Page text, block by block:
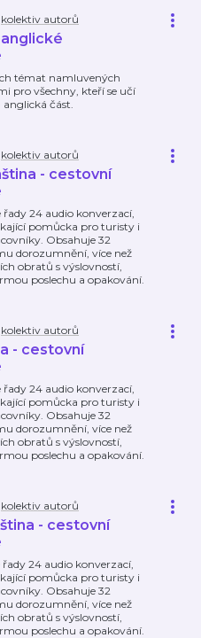
kolektiv autorů
témat namluvených
pro všechny, kteří se učí
anglická část.
kolektiv autorů
- cestovní
řady 24 audio konverzací,
pomůcka pro turisty i
Obsahuje 32
dorozumnění, více než
obratů s výslovností,
poslechu a opakování.
kolektiv autorů
- cestovní
řady 24 audio konverzací,
pomůcka pro turisty i
Obsahuje 32
dorozumnění, více než
obratů s výslovností,
poslechu a opakování.
kolektiv autorů
- cestovní
řady 24 audio konverzací,
pomůcka pro turisty i
Obsahuje 32
dorozumnění, více než
obratů s výslovností,
poslechu a opakování.